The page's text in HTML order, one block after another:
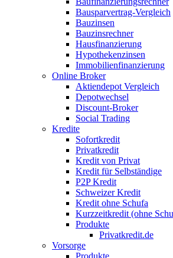
Bausparvertrag-Vergleich
Bauzinsen
Bauzinsrechner
Hausfinanzierung
Hypothekenzinsen
Immobilienfinanzierung
Online Broker
Aktiendepot Vergleich
Depotwechsel
Discount-Broker
Social Trading
Kredite
Sofortkredit
Privatkredit
Kredit von Privat
Kredit für Selbständige
P2P Kredit
Schweizer Kredit
Kredit ohne Schufa
Kurzzeitkredit (ohne
Produkte
Privatkredit.de
Vorsorge
Produkte